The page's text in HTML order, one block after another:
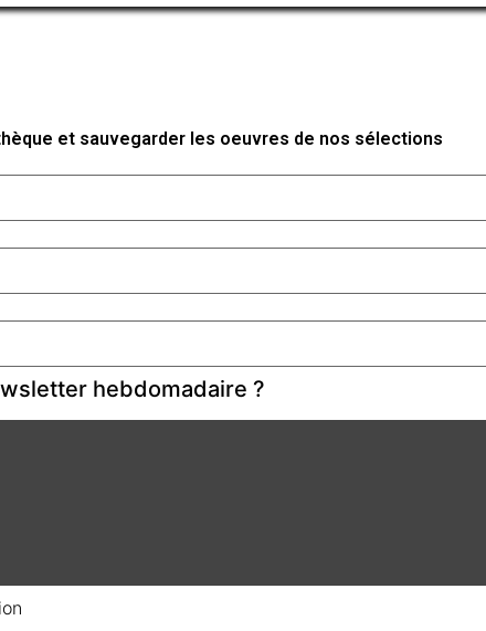
et sauvegarder les oeuvres de nos sélections
hebdomadaire ?